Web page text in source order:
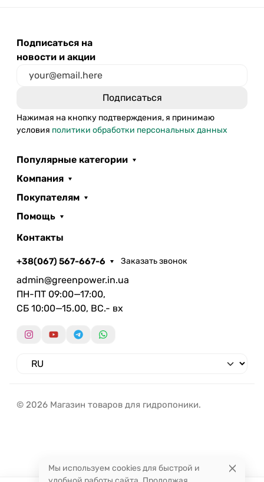
Подписаться на
новости и акции
Нажимая на кнопку подтверждения, я принимаю
условия политики обработки персональных данных
Популярные категории
Компания
Покупателям
Помощь
Контакты
+38(067) 567-667-6 Заказать звонок
admin@greenpower.in.ua
ПН-ПТ 09:00—17:00,
СБ 10:00—15.00, ВС.- вх
© 2026 Магазин товаров для гидропоники.
Мы используем cookies для быстрой и